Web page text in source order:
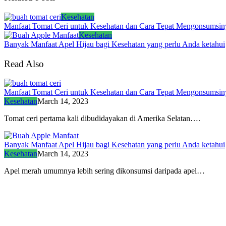
Kesehatan
Manfaat Tomat Ceri untuk Kesehatan dan Cara Tepat
Kesehatan
Banyak Manfaat Apel Hijau bagi Kesehatan yang perlu Anda ketahui
Read Also
Manfaat Tomat Ceri untuk Kesehatan dan Cara Tepat
KesehatanMarch 14, 2023
Tomat ceri pertama kali dibudidayakan di Amerika Selatan….
Banyak Manfaat Apel Hijau bagi Kesehatan yang perlu Anda ketahui
KesehatanMarch 14, 2023
Apel merah umumnya lebih sering dikonsumsi daripada apel…